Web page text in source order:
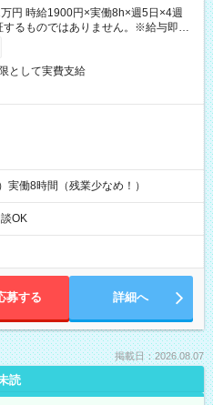
円 時給1900円×実働8h×週5日×4週
るものではありません。※給与即受
条件有）
として実費支給
働8時間（残業少なめ！）
OK
募する 詳細へ
掲載日：2026.08.07
読